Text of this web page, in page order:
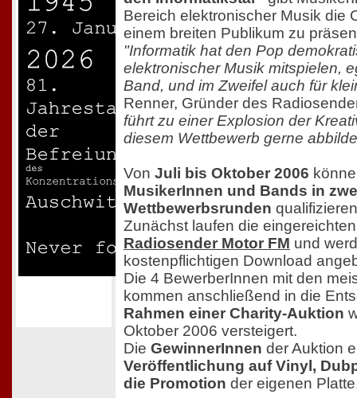
Bereich elektronischer Musik die
einem breiten Publikum zu
"Informatik hat den Pop
elektronischer Musik mitspielen,
Band, und im Zweifel auch für
Renner, Gründer des
führt zu einer Explosion der
diesem Wettbewerb gerne
Von Juli bis Oktober 2006
MusikerInnen und Bands in
Wettbewerbsrunden
Zunächst laufen die
Radiosender Motor FM und
kostenpflichtigen Download
Die 4 BewerberInnen mit den
kommen anschließend in die
Rahmen einer Charity-Auktion
Oktober 2006 versteigert.
Die GewinnerInnen der Auktion
Veröffentlichung auf Vinyl,
die Promotion der eigenen